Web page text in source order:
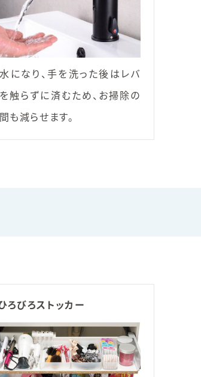
になり、手を洗った後はレバ
触らずに済むため、お掃除の
も減らせます。
ろびろストッカー